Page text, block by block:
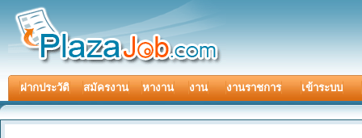
ฝากประวัติ สมัครงาน หางาน งาน งานราชการ เข้าระบบ